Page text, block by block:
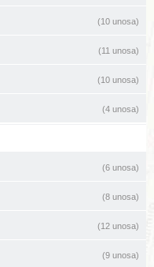
(10 unosa)
(11 unosa)
(10 unosa)
(4 unosa)
(6 unosa)
(8 unosa)
(12 unosa)
(9 unosa)